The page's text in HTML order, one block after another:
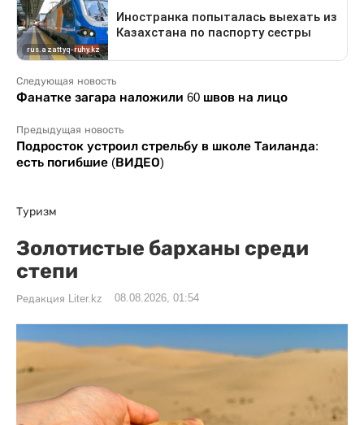
Следующая новость
Фанатке загара наложили 60 швов на лицо
Предыдущая новость
Подросток устроил стрельбу в школе Таиланда:
есть погибшие (ВИДЕО)
Туризм
Золотистые барханы среди
степи
Редакция Liter.kz 08.08.2026, 01:54